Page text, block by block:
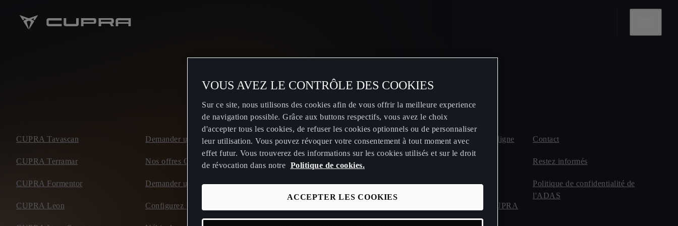
Luxembourg Français
CUPRA Tavascan
CUPRA Terramar
CUPRA Formentor
CUPRA Leon
Demander un essai routier
Nos offres CUPRA
Demander une offre
Configurez votre CUPRA
Stations de recharges publiques
Calculez vos économies en CUPRA
Calculez l'autonomie de votre
Prendre un rendez-vous en ligne
CUPRA Connect
Accessoires de transport CUPRA
Contact
Restez informés
Politique de confidentialité de
l'ADAS
VOUS AVEZ LE CONTRÔLE DES COOKIES
Sur ce site, nous utilisons des cookies afin de vous offrir la meilleure experience
de navigation possible. Grâce aux buttons respectifs, vous avez le choix
d'accepter tous les cookies, de refuser les cookies optionnels ou de personnaliser
leur utilisation. Vous pouvez révoquer votre consentement à tout moment avec
effet futur. Vous trouverez des informations sur les cookies utilisés et sur le droit
de révocation dans notre Politique de cookies.
ACCEPTER LES COOKIES